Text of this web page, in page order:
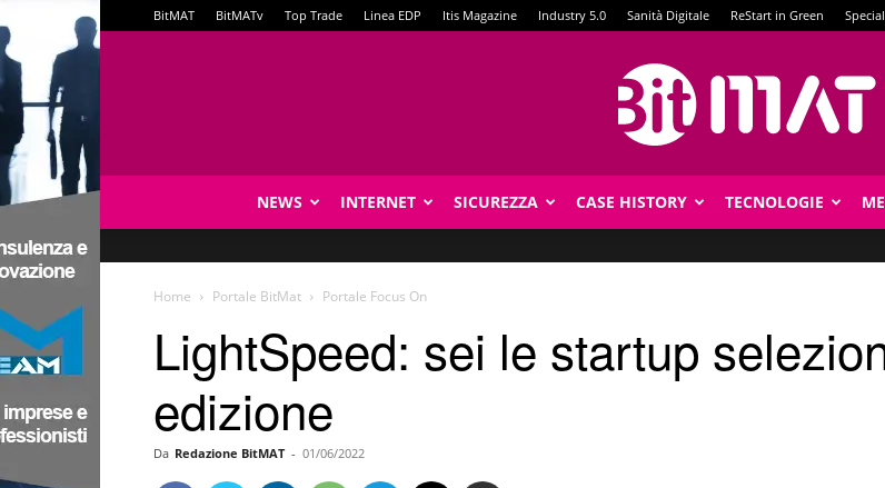
BitMAT BitMATv Top Trade Linea EDP Itis Magazine Industry 5.0 Sanità Digitale ReStart in Green
NEWS INTERNET SICUREZZA CASE HISTORY TECNOLOGIE
Home Portale BitMat Portale Focus On
LightSpeed: sei le startup
edizione
Da Redazione BitMAT - 01/06/2022